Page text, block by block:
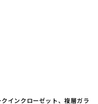
インクローゼット、複層ガラ